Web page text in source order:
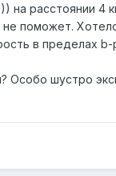
на расстоянии
поможет.
в пределах
Особо шустро